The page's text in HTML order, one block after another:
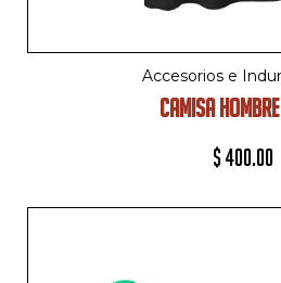
Accesorios e
CAMISA
$400.00